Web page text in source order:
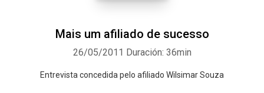
Mais um afiliado de sucesso
26/05/2011 Duración: 36min
Entrevista concedida pelo afiliado Wilsimar Souza